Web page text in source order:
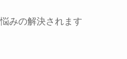
みの解決されます